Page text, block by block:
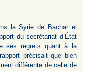
la Syrie de Bachar el
du secrétariat d’État
ses regrets quant à la
précisait que bien
différente de celle de